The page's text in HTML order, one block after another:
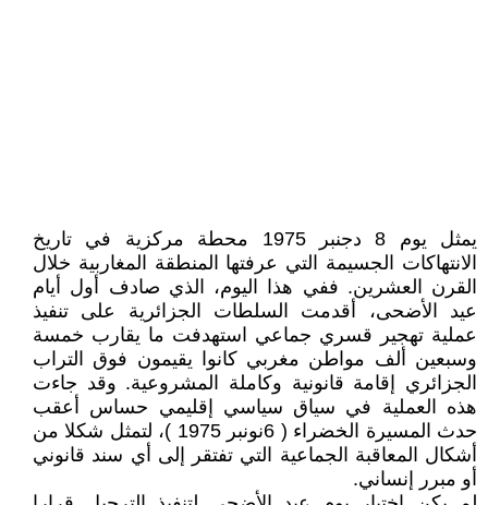
يمثل يوم 8 دجنبر 1975 محطة مركزية في تاريخ
الانتهاكات الجسيمة التي عرفتها المنطقة المغاربية خلال
القرن العشرين. ففي هذا اليوم، الذي صادف أول أيام
عيد الأضحى، أقدمت السلطات الجزائرية على تنفيذ
عملية تهجير قسري جماعي استهدفت ما يقارب خمسة
وسبعين ألف مواطن مغربي كانوا يقيمون فوق التراب
الجزائري إقامة قانونية وكاملة المشروعية. وقد جاءت
هذه العملية في سياق سياسي إقليمي حساس أعقب
حدث المسيرة الخضراء ( 6نونبر 1975 )، لتمثل شكلا من
أشكال المعاقبة الجماعية التي تفتقر إلى أي سند قانوني
أو مبرر إنساني.